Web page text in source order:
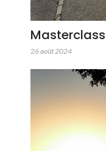
Masterclass
26 août 2024